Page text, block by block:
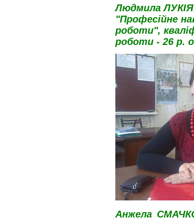
Людмила
"Професійне
роботи",
роботи - 26 р.
Анжела